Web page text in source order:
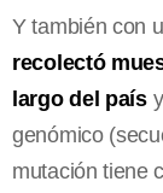
Y también con
recolectó
largo del paísy
genómico
mutación tiene